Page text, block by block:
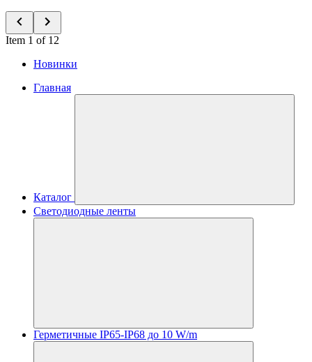
Item 1 of 12
Новинки
Главная
Каталог
Светодиодные ленты
Герметичные IP65-IP68 до 10 W/m